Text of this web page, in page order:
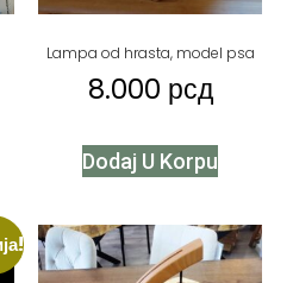
Lampa od hrasta, model psa
8.000 рсд
Dodaj U Korpu